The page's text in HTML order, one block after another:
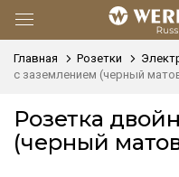
Главная Розетки
с заземлением (черный
Розетка
(черный